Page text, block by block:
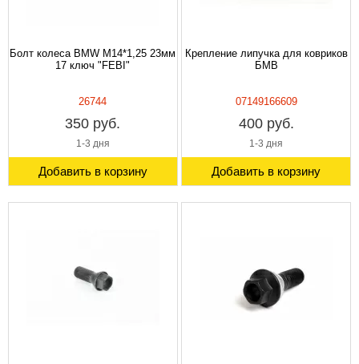
Болт колеса BMW М14*1,25 23мм
17 ключ "FEBI"
26744
350 руб.
1-3 дня
Добавить в корзину
Крепление липучка для ковриков
БМВ
07149166609
400 руб.
1-3 дня
Добавить в корзину